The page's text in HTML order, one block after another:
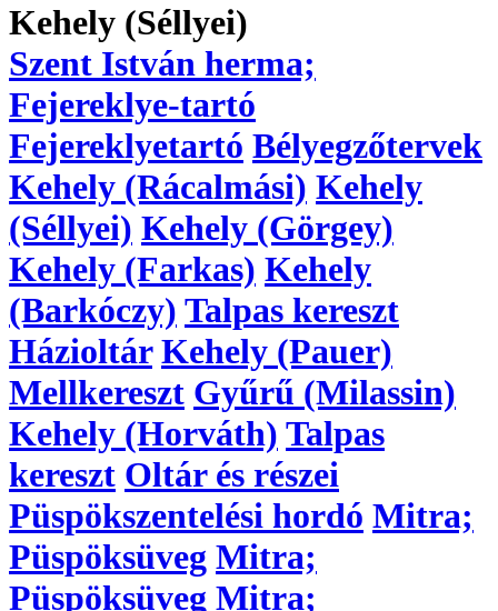
Kehely (Séllyei)
Szent István herma;
Fejereklye-tartó
Fejereklyetartó Bélyegzőtervek
Kehely (Rácalmási) Kehely
(Séllyei) Kehely (Görgey)
Kehely (Farkas) Kehely
(Barkóczy) Talpas kereszt
Házioltár Kehely (Pauer)
Mellkereszt Gyűrű (Milassin)
Kehely (Horváth) Talpas
kereszt Oltár és részei
Püspökszentelési hordó Mitra;
Püspöksüveg Mitra;
Püspöksüveg Mitra;